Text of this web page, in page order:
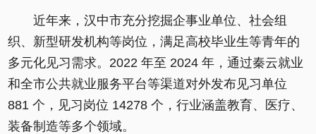
近年来，汉中市充分挖掘企事业单位、社会组
织、新型研发机构等岗位，满足高校毕业生等青年的
多元化见习需求。2022 年至 2024 年，通过秦云就业
和全市公共就业服务平台等渠道对外发布见习单位
881 个，见习岗位 14278 个，行业涵盖教育、医疗、
装备制造等多个领域。